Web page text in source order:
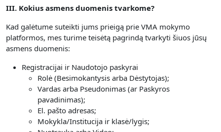
III. Kokius asmens duomenis tvarkome?
Kad galėtume suteikti jums prieigą prie VMA mokymo
platformos, mes turime teisėtą pagrindą tvarkyti šiuos jūsų
asmens duomenis:
Registracijai ir Naudotojo paskyrai
Rolė (Besimokantysis arba Dėstytojas);
Vardas arba Pseudonimas (ar Paskyros
pavadinimas);
El. pašto adresas;
Mokykla/Institucija ir klasė/lygis;